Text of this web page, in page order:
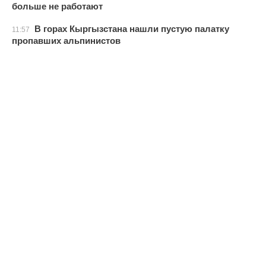
больше не работают
11:57
В горах Кыргызстана нашли пустую палатку
пропавших альпинистов